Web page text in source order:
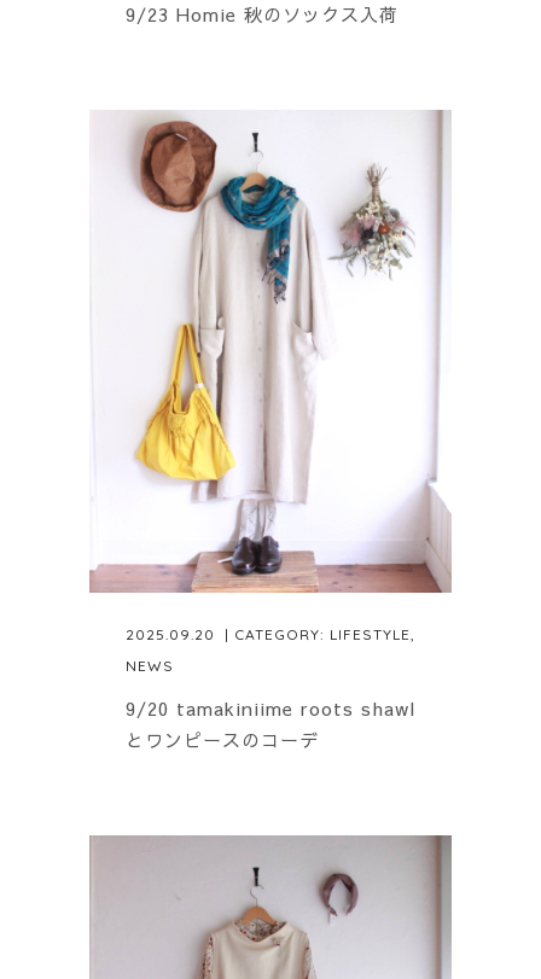
9/23 Homie 秋のソックス入荷
2025.09.20 | CATEGORY: LIFESTYLE,
NEWS
9/20 tamakiniime roots shawl
とワンピースのコーデ